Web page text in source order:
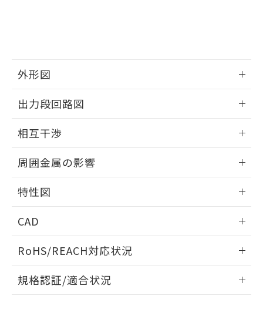
外形図
外形図
出力段回路図
出力段回路図
相互干渉
相互干渉
A: 120mm以上、B: 100mm以上
周囲金属の影響
周囲金属の影響
特性図
検出物体の大きさと材質による影響
CAD
ドすることができます。
ログイン/会員登録
RoHS/REACH対応状況
EU RoHS 注意事項・凡例
規格認証/適合状況
品・サービスに関するお客様との取
※当社の共同利用者とは、
の共同利用に関して"
用者の範囲」に記載されている法人を
とができます。
EU RoHS指令（10物質）の非含有証明書
51物質の非含有証明書（当社基準）
※本証明書は発行日時点で非含有を証明す
るもので、過去に遡って非含有を証明する
ものではありません。
物質の対応では、対応完了までの期間は出
荷製品に未対応品が混在することから備考
欄に対応日を記載しておりました。
既に当社にて対応品への在庫切替を完了